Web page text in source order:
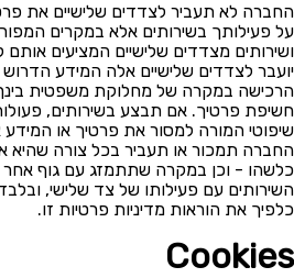
החברה לא תעביר לצדדים שלישיים את
על פעילותך בשירותים אלא במקרים
ושירותים מצדדים שלישיים המציעים
יועבר לצדדים שלישיים אלה המידע
הרכישה במקרה של מחלוקת משפטית
חשיפת פרטיך. אם תבצע בשירותים,
שיפוטי המורה למסור את פרטיך או המידע
החברה תמכור או תעביר בכל צורה שהיא
כלשהו - וכן במקרה שתתמזג עם גוף אחר
השירותים עם פעילותו של צד שלישי,
כלפיך את הוראות מדיניות פרטיות זו.
Cookies